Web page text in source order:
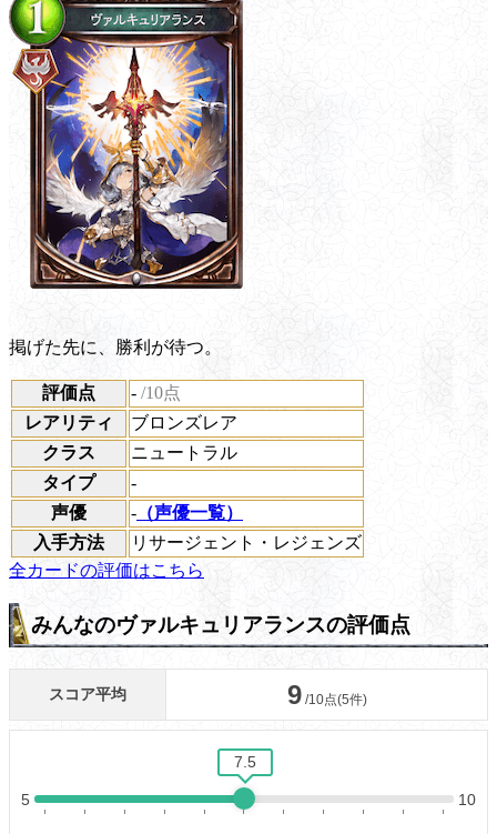
掲げた先に、勝利が待つ。
評価点 - /10点
レアリティ
ブロンズレア
クラス
ニュートラル
タイプ
-
声優
- （声優一覧）
入手方法
リサージェント・レジェンズ
全カードの評価はこちら
みんなのヴァルキュリアランスの評価点